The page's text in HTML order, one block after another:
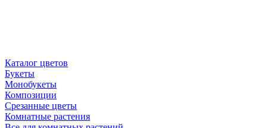
Каталог цветов
Букеты
Монобукеты
Композиции
Срезанные цветы
Комнатные растения